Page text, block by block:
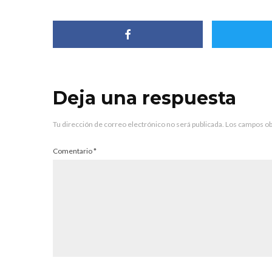
Deja una respuesta
Tu dirección de correo electrónico no será publicada. Los campos
Comentario*